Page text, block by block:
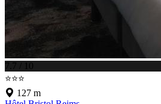
7.7 / 10
⭐⭐⭐
127 m